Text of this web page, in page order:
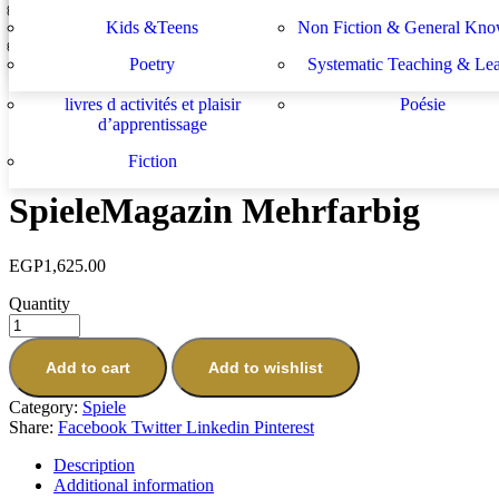
développement de l enseignant
apprentissage
livres d activités et plaisir
d’apprentissage
Poésie
Fiction
Kids &Teens
Non Fiction & General
Poetry
Systematic Teaching &
Wer kennt die Uhr?
Ravensburger Lernspiel 1x1 Drache
EGP
SpieleMagazin Mehrfarbig
EGP1,625.00
Quantity
Add to cart Add to wishlist
Category: Spiele
Share: Facebook Twitter Linkedin Pinterest
Description
Additional information